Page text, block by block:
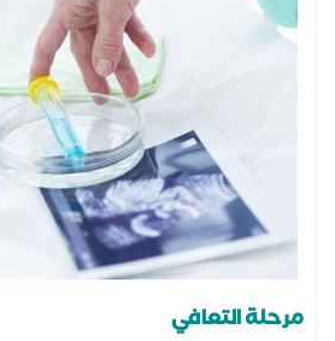
مرحلة التعافي